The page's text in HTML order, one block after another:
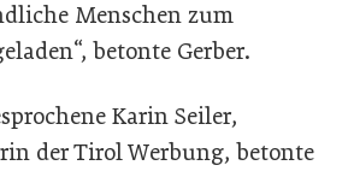
Menschen zum
betonte Gerber.
Karin Seiler,
der Tirol Werbung, betonte